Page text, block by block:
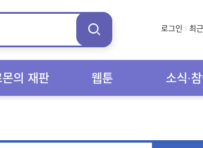
로그인 최
의 재판 웹툰 소식∙